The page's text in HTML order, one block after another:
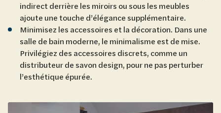
indirect derrière les miroirs ou sous les meubles
ajoute une touche d’élégance supplémentaire.
Minimisez les accessoires et la décoration. Dans une
salle de bain moderne, le minimalisme est de mise.
Privilégiez des accessoires discrets, comme un
distributeur de savon design, pour ne pas perturber
l’esthétique épurée.